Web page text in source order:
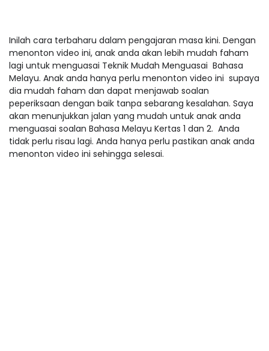
Inilah cara terbaharu dalam pengajaran masa kini. Dengan
menonton video ini, anak anda akan lebih mudah faham
lagi untuk menguasai Teknik Mudah Menguasai Bahasa
Melayu. Anak anda hanya perlu menonton video ini supaya
dia mudah faham dan dapat menjawab soalan
peperiksaan dengan baik tanpa sebarang kesalahan. Saya
akan menunjukkan jalan yang mudah untuk anak anda
menguasai soalan Bahasa Melayu Kertas 1 dan 2. Anda
tidak perlu risau lagi. Anda hanya perlu pastikan anak anda
menonton video ini sehingga selesai.